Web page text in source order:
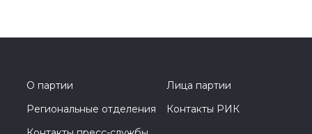
О партии
Лица партии
Региональные отделения
Контакты РИК